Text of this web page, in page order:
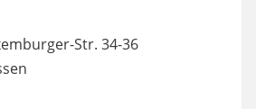
Str. 34-36